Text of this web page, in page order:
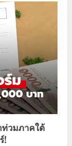
ท่วมภาคใต้
!